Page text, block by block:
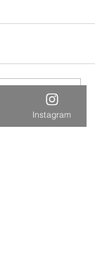
ルーム
Instagram